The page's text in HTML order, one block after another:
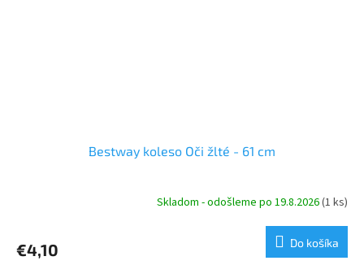
Bestway koleso Oči žlté - 61 cm
Skladom - odošleme po 19.8.2026(1 ks)
€4,10 Do košíka